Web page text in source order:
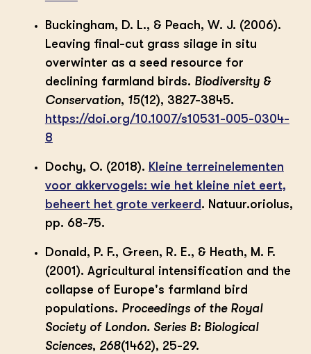
Buckingham, D. L., & Peach, W. J. (2006).
Leaving final-cut grass silage in situ
overwinter as a seed resource for
declining farmland birds. Biodiversity &
Conservation, 15(12), 3827-3845.
https://doi.org/10.1007/s10531-005-0304-
8
Dochy, O. (2018). Kleine terreinelementen
voor akkervogels: wie het kleine niet eert,
beheert het grote verkeerd . Natuur.oriolus,
pp. 68-75.
Donald, P. F., Green, R. E., & Heath, M. F.
(2001). Agricultural intensification and the
collapse of Europe's farmland bird
populations. Proceedings of the Royal
Society of London. Series B: Biological
Sciences, 268(1462), 25-29.